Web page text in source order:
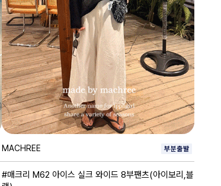
MACHREE
#매크리 M62 아이스 실크 와이드 8부팬츠(아이보리,블